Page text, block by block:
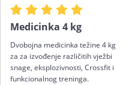
Medicinka 4 kg
Dvobojna medicinka težine 4 kg
za za izvođenje različitih vježbi
snage, eksplozivnosti, Crossfit i
funkcionalnog treninga.